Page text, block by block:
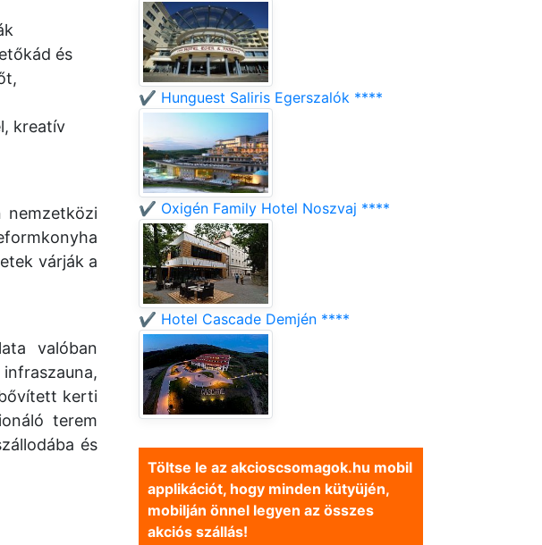
és
kreatív
nemzetközi
várják a
valóban
kerti
terem
és
✔️ Hunguest Saliris Egerszalók ****
✔️ Oxigén Family Hotel Noszvaj ****
✔️ Hotel Cascade Demjén ****
Töltse le az akcioscsomagok.hu mobil
applikációt, hogy minden kütyüjén,
mobilján önnel legyen az összes
akciós szállás!